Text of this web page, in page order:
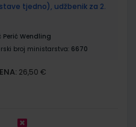
tjedno), udžbenik za 2.
Wendling
broj ministarstva: 6670
26,50 €